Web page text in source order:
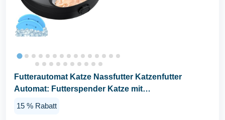
Futterautomat Katze Nassfutter Katzenfutter
Automat: Futterspender Katze mit
15 % Rabatt